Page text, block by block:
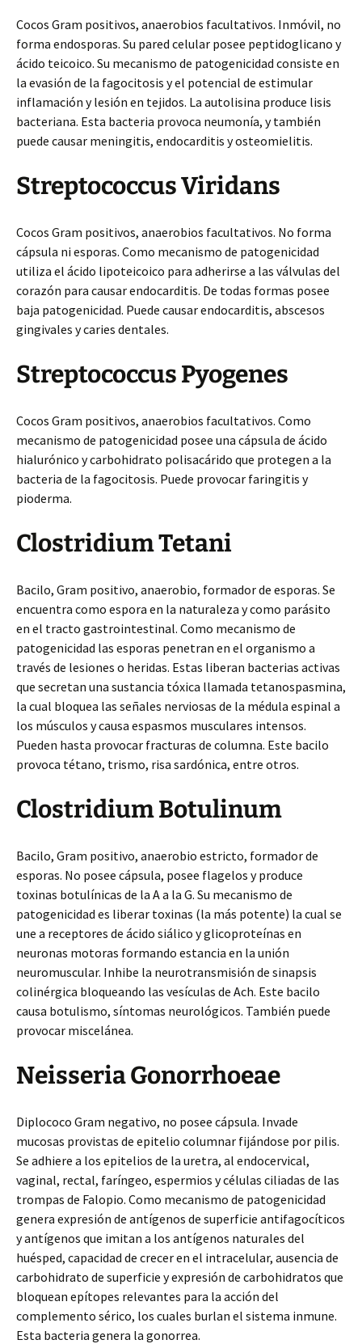
Cocos Gram positivos, anaerobios facultativos. Inmóvil, no
forma endosporas. Su pared celular posee peptidoglicano y
ácido teicoico. Su mecanismo de patogenicidad consiste en
la evasión de la fagocitosis y el potencial de estimular
inflamación y lesión en tejidos. La autolisina produce lisis
bacteriana. Esta bacteria provoca neumonía, y también
puede causar meningitis, endocarditis y osteomielitis.
Streptococcus Viridans
Cocos Gram positivos, anaerobios facultativos. No forma
cápsula ni esporas. Como mecanismo de patogenicidad
utiliza el ácido lipoteicoico para adherirse a las válvulas del
corazón para causar endocarditis. De todas formas posee
baja patogenicidad. Puede causar endocarditis, abscesos
gingivales y caries dentales.
Streptococcus Pyogenes
Cocos Gram positivos, anaerobios facultativos. Como
mecanismo de patogenicidad posee una cápsula de ácido
hialurónico y carbohidrato polisacárido que protegen a la
bacteria de la fagocitosis. Puede provocar faringitis y
pioderma.
Clostridium Tetani
Bacilo, Gram positivo, anaerobio, formador de esporas. Se
encuentra como espora en la naturaleza y como parásito
en el tracto gastrointestinal. Como mecanismo de
patogenicidad las esporas penetran en el organismo a
través de lesiones o heridas. Estas liberan bacterias activas
que secretan una sustancia tóxica llamada tetanospasmina,
la cual bloquea las señales nerviosas de la médula espinal a
los músculos y causa espasmos musculares intensos.
Pueden hasta provocar fracturas de columna. Este bacilo
provoca tétano, trismo, risa sardónica, entre otros.
Clostridium Botulinum
Bacilo, Gram positivo, anaerobio estricto, formador de
esporas. No posee cápsula, posee flagelos y produce
toxinas botulínicas de la A a la G. Su mecanismo de
patogenicidad es liberar toxinas (la más potente) la cual se
une a receptores de ácido siálico y glicoproteínas en
neuronas motoras formando estancia en la unión
neuromuscular. Inhibe la neurotransmisión de sinapsis
colinérgica bloqueando las vesículas de Ach. Este bacilo
causa botulismo, síntomas neurológicos. También puede
provocar miscelánea.
Neisseria Gonorrhoeae
Diplococo Gram negativo, no posee cápsula. Invade
mucosas provistas de epitelio columnar fijándose por pilis.
Se adhiere a los epitelios de la uretra, al endocervical,
vaginal, rectal, faríngeo, espermios y células ciliadas de las
trompas de Falopio. Como mecanismo de patogenicidad
genera expresión de antígenos de superficie antifagocíticos
y antígenos que imitan a los antígenos naturales del
huésped, capacidad de crecer en el intracelular, ausencia de
carbohidrato de superficie y expresión de carbohidratos que
bloquean epítopes relevantes para la acción del
complemento sérico, los cuales burlan el sistema inmune.
Esta bacteria genera la gonorrea.